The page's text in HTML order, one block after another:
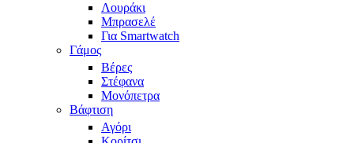
Λουράκι
Μπρασελέ
Για Smartwatch
Γάμος
Βέρες
Στέφανα
Μονόπετρα
Βάφτιση
Αγόρι